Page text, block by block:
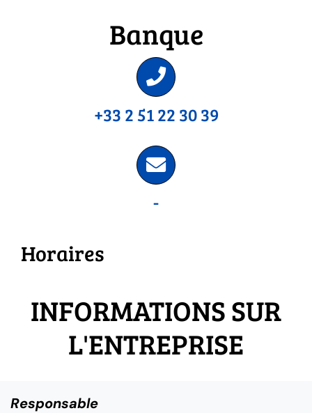
Banque
+33 2 51 22 30 39
-
Horaires
INFORMATIONS SUR
L'ENTREPRISE
Responsable